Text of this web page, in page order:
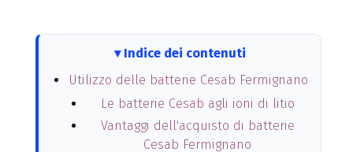
Indice dei contenuti
Utilizzo delle batterie Cesab Fermignano
Le batterie Cesab agli ioni di litio
Vantaggi dell'acquisto di batterie
Cesab Fermignano